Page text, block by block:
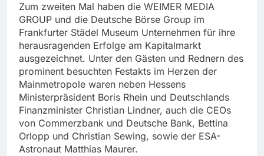
Zum zweiten Mal haben die WEIMER MEDIA
GROUP und die Deutsche Börse Group im
Frankfurter Städel Museum Unternehmen für ihre
herausragenden Erfolge am Kapitalmarkt
ausgezeichnet. Unter den Gästen und Rednern des
prominent besuchten Festakts im Herzen der
Mainmetropole waren neben Hessens
Ministerpräsident Boris Rhein und Deutschlands
Finanzminister Christian Lindner, auch die CEOs
von Commerzbank und Deutsche Bank, Bettina
Orlopp und Christian Sewing, sowie der ESA-
Astronaut Matthias Maurer.